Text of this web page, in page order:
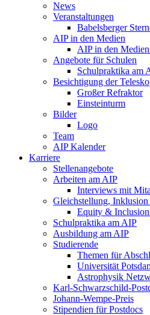
News
Veranstaltungen
Babelsberger
AIP in den Medien
AIP in den
Angebote für Schulen
Schulpraktika am
Besichtigung der
Großer Refraktor
Einsteinturm
Bilder
Logo
Team
AIP Kalender
Karriere
Stellenangebote
Arbeiten am AIP
Interviews mit
Gleichstellung,
Equity &
Schulpraktika am AIP
Ausbildung am AIP
Studierende
Themen für
Universität
Astrophysik
Karl-Schwarzschild-
Johann-Wempe-Preis
Stipendien für Postdocs